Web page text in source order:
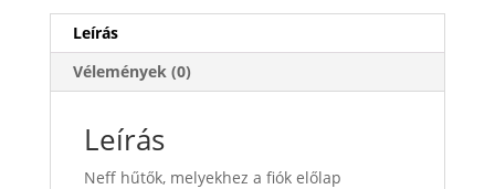
Leírás
Vélemények (0)
Leírás
Neff hűtők, melyekhez a fiók előlap